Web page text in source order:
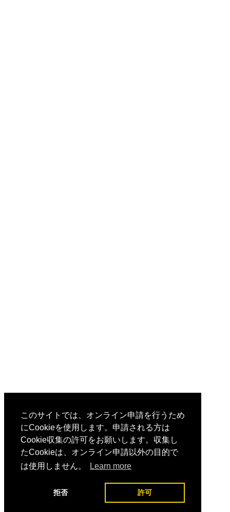
このサイトでは、オンライン申請を行うため
にCookieを使用します。申請される方は
Cookie収集の許可をお願いします。収集し
たCookieは、オンライン申請以外の目的で
は使用しません。
Learn more
拒否 許可